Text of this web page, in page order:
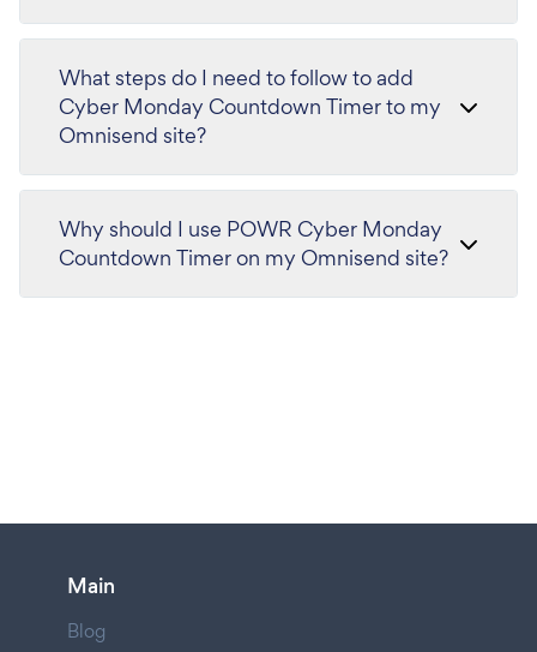
What steps do I need to follow to add
Cyber Monday Countdown Timer to my
Omnisend site?
Why should I use POWR Cyber Monday
Countdown Timer on my Omnisend site?
Main
Blog